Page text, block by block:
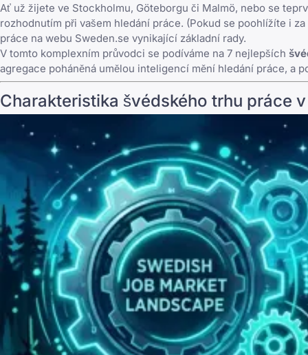
Ať už žijete ve Stockholmu, Göteborgu či Malmö, nebo se
rozhodnutím při vašem hledání práce. (Pokud se poohlížíte i
práce na webu Sweden.se vynikající základní rady.
V tomto komplexním průvodci se podíváme na 7 nejlepších
agregace poháněná umělou inteligencí mění hledání práce, a
Charakteristika švédského trhu práce